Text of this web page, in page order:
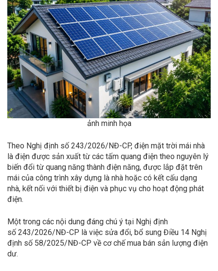
ảnh minh họa
Theo Nghị định số 243/2026/NĐ-CP, điện mặt trời mái nhà
là điện được sản xuất từ các tấm quang điện theo nguyên lý
biến đổi từ quang năng thành điện năng, được lắp đặt trên
mái của công trình xây dựng là nhà hoặc có kết cấu dạng
nhà, kết nối với thiết bị điện và phục vụ cho hoạt động phát
điện.
Một trong các nội dung đáng chú ý tại Nghị định
số 243/2026/NĐ-CP là việc sửa đổi, bổ sung Điều 14 Nghị
định số 58/2025/NĐ-CP về cơ chế mua bán sản lượng điện
dư.